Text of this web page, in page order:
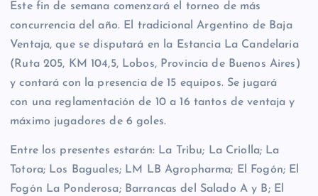
Este fin de semana comenzará el torneo de más
concurrencia del año. El tradicional Argentino de Baja
Ventaja, que se disputará en la Estancia La Candelaria
(Ruta 205, KM 104,5, Lobos, Provincia de Buenos Aires)
y contará con la presencia de 15 equipos. Se jugará
con una reglamentación de 10 a 16 tantos de ventaja y
máximo jugadores de 6 goles.
Entre los presentes estarán: La Tribu; La Criolla; La
Totora; Los Baguales; LM LB Agropharma; El Fogón; El
Fogón La Ponderosa; Barrancas del Salado A y B; El